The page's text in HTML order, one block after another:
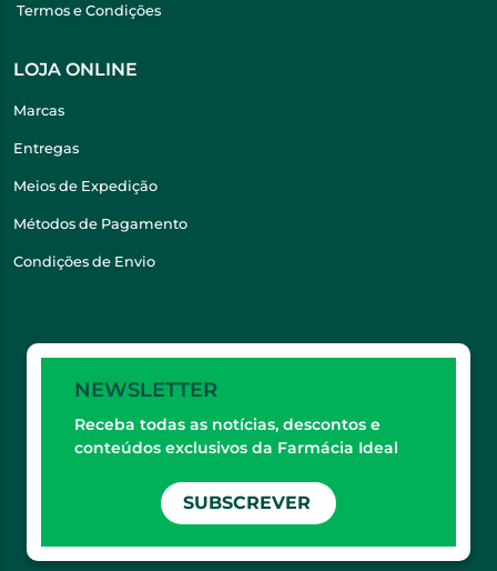
Termos e Condições
LOJA ONLINE
Marcas
Entregas
Meios de Expedição
Métodos de Pagamento
Condições de Envio
NEWSLETTER
Receba todas as notícias, descontos e
conteúdos exclusivos da Farmácia Ideal
SUBSCREVER